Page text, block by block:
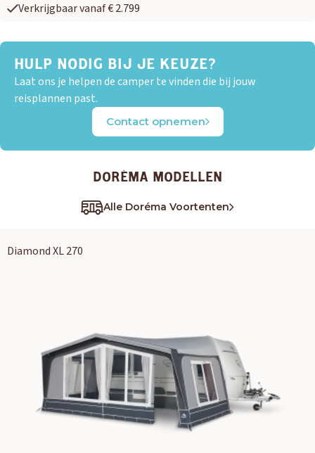
Verkrijgbaar vanaf € 2.799
HULP NODIG BIJ JE KEUZE?
Laat ons je helpen de camper te vinden die bij jouw
reisplannen past.
Contact opnemen
DORÉMA MODELLEN
Alle Doréma Voortenten
Diamond XL 270